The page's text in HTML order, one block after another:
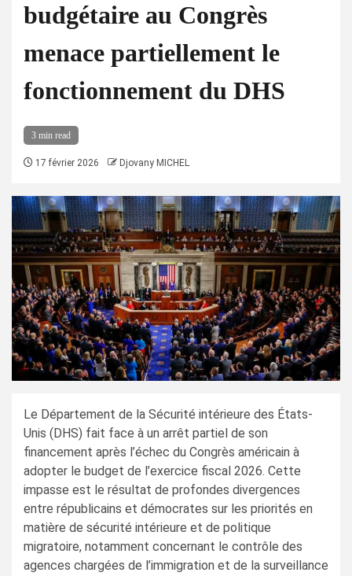
budgétaire au Congrès
menace partiellement le
fonctionnement du DHS
3 min read
17 février 2026 Djovany MICHEL
Le Département de la Sécurité intérieure des États-
Unis (DHS) fait face à un arrêt partiel de son
financement après l’échec du Congrès américain à
adopter le budget de l’exercice fiscal 2026. Cette
impasse est le résultat de profondes divergences
entre républicains et démocrates sur les priorités en
matière de sécurité intérieure et de politique
migratoire, notamment concernant le contrôle des
agences chargées de l’immigration et de la surveillance